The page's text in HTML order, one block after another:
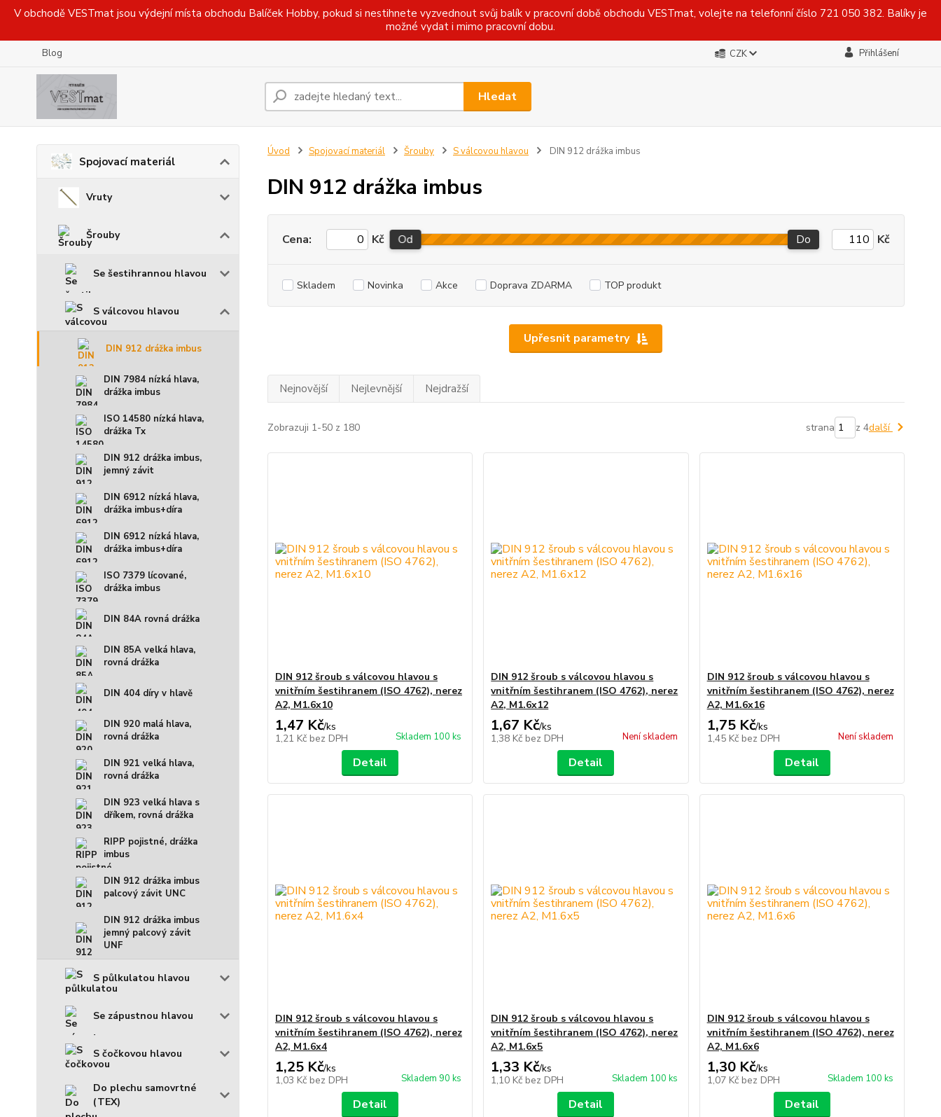
V obchodě VESTmat jsou výdejní místa obchodu Balíček Hobby, pokud si nestihnete vyzvednout svůj balík v pracovní době obchodu VESTmat, volejte na telefonní číslo 721 050 382. Balíky je
možné vydat i mimo pracovní dobu.
Blog CZK Přihlášení
Hledat
Spojovací materiál
Vruty
Šrouby
Se šestihrannou hlavou
S válcovou hlavou
DIN 912 drážka imbus
DIN 7984 nízká hlava,
drážka imbus
ISO 14580 nízká hlava,
drážka Tx
DIN 912 drážka imbus,
jemný závit
DIN 6912 nízká hlava,
drážka imbus+díra
DIN 6912 nízká hlava,
drážka imbus+díra
ISO 7379 lícované,
drážka imbus
DIN 84A rovná drážka
DIN 85A velká hlava,
rovná drážka
DIN 404 díry v hlavě
DIN 920 malá hlava,
rovná drážka
DIN 921 velká hlava,
rovná drážka
DIN 923 velká hlava s
dříkem, rovná drážka
RIPP pojistné, drážka
imbus
DIN 912 drážka imbus
palcový závit UNC
DIN 912 drážka imbus
jemný palcový závit
UNF
S půlkulatou hlavou
Se zápustnou hlavou
S čočkovou hlavou
Do plechu samovrtné
(TEX)
Úvod Spojovací materiál Šrouby S válcovou hlavou DIN 912 drážka imbus
DIN 912 drážka imbus
Upřesnit parametry
Cena: Kč Od Do Kč
Skladem Novinka Akce Doprava ZDARMA TOP produkt
Nejnovější Nejlevnější Nejdražší
Zobrazuji 1-50 z 180 strana z 4další
DIN 912 šroub s válcovou hlavou s
vnitřním šestihranem (ISO 4762), nerez
A2, M1.6x10
1,47 Kč/ks
1,21 Kč bez DPH Skladem 100 ks
Detail
DIN 912 šroub s válcovou hlavou s
vnitřním šestihranem (ISO 4762), nerez
A2, M1.6x12
1,67 Kč/ks
1,38 Kč bez DPH Není skladem
Detail
DIN 912 šroub s válcovou hlavou s
vnitřním šestihranem (ISO 4762), nerez
A2, M1.6x16
1,75 Kč/ks
1,45 Kč bez DPH Není skladem
Detail
DIN 912 šroub s válcovou hlavou s
vnitřním šestihranem (ISO 4762), nerez
A2, M1.6x4
1,25 Kč/ks
1,03 Kč bez DPH Skladem 90 ks
Detail
DIN 912 šroub s válcovou hlavou s
vnitřním šestihranem (ISO 4762), nerez
A2, M1.6x5
1,33 Kč/ks
1,10 Kč bez DPH Skladem 100 ks
Detail
DIN 912 šroub s válcovou hlavou s
vnitřním šestihranem (ISO 4762), nerez
A2, M1.6x6
1,30 Kč/ks
1,07 Kč bez DPH Skladem 100 ks
Detail